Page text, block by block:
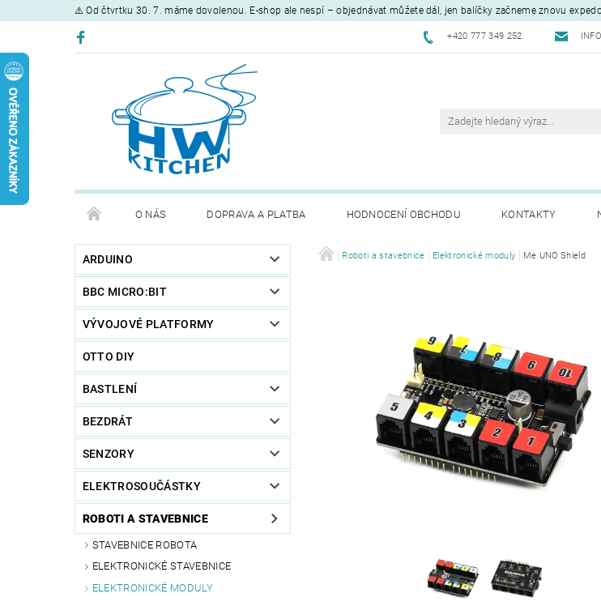
⚠️ Od čtvrtku 30. 7. máme dovolenou. E-shop ale nespí – objednávat můžete dál, jen balíčky začneme znovu
+420 777 349 252
O NÁS DOPRAVA A PLATBA HODNOCENÍ OBCHODU KONTAKTY
ARDUINO
BBC MICRO:BIT
VÝVOJOVÉ PLATFORMY
OTTO DIY
BASTLENÍ
BEZDRÁT
SENZORY
ELEKTROSOUČÁSTKY
ROBOTI A STAVEBNICE
STAVEBNICE ROBOTA
ELEKTRONICKÉ STAVEBNICE
ELEKTRONICKÉ MODULY
Roboti a stavebnice Elektronické moduly Me UNO Shield